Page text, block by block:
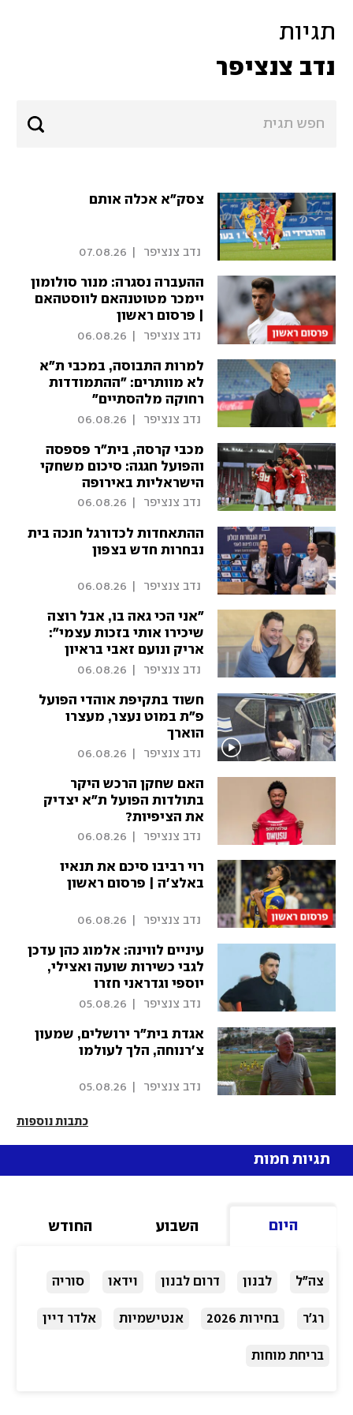
תגיות
נדב צנציפר
צסק"א אכלה אותם
נדב צנציפר 07.08.26
ההעברה נסגרה: מנור סולומון
יימכר מטוטנהאם לווסטהאם
| פרסום ראשון
נדב צנציפר 06.08.26
למרות התבוסה, במכבי ת"א
לא מוותרים: "ההתמודדות
רחוקה מלהסתיים"
נדב צנציפר 06.08.26
מכבי קרסה, בית"ר פספסה
והפועל חגגה: סיכום משחקי
הישראליות באירופה
נדב צנציפר 06.08.26
ההתאחדות לכדורגל חנכה בית
נבחרות חדש בצפון
נדב צנציפר 06.08.26
"אני הכי גאה בו, אבל רוצה
שיכירו אותי בזכות עצמי":
אריק ונועם זאבי בראיון
משותף
נדב צנציפר 06.08.26
חשוד בתקיפת אוהדי הפועל
פ"ת במוט נעצר, מעצרו
הוארך
נדב צנציפר 06.08.26
האם שחקן הרכש היקר
בתולדות הפועל ת"א יצדיק
את הציפיות?
נדב צנציפר 06.08.26
רוי רביבו סיכם את תנאיו
באלצ'ה | פרסום ראשון
נדב צנציפר 06.08.26
עיניים לווינה: אלמוג כהן עדכן
לגבי כשירות שועה ואצילי,
יוספי וגדראני חזרו
נדב צנציפר 05.08.26
אגדת בית"ר ירושלים, שמעון
צ'רנוחה, הלך לעולמו
נדב צנציפר 05.08.26
כתבות נוספות
תגיות חמות
היום השבוע החודש
צה"ל לבנון דרום לבנון וידאו סוריה
רג'ר בחירות 2026 אנטישמיות אלדר דיין
בריחת מוחות